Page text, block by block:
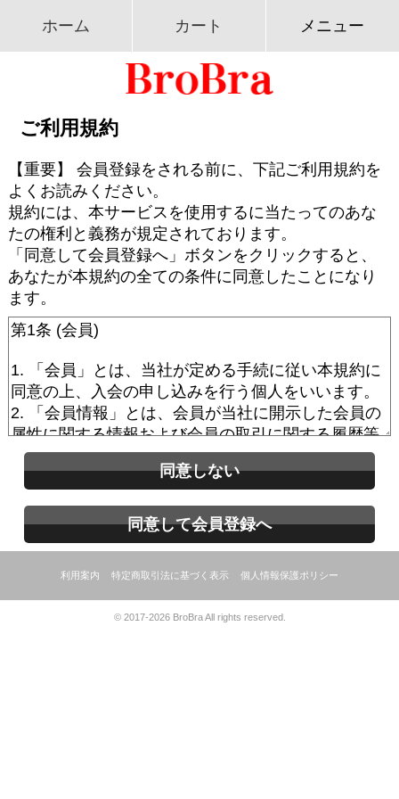
ホーム カート メニュー
ご利用規約
【重要】 会員登録をされる前に、下記ご利用規約を
よくお読みください。
規約には、本サービスを使用するに当たってのあな
たの権利と義務が規定されております。
「同意して会員登録へ」ボタンをクリックすると、
あなたが本規約の全ての条件に同意したことになり
ます。
同意しない
同意して会員登録へ
利用案内 特定商取引法に基づく表示 個人情報保護ポリシー
© 2017-2026 BroBra All rights reserved.